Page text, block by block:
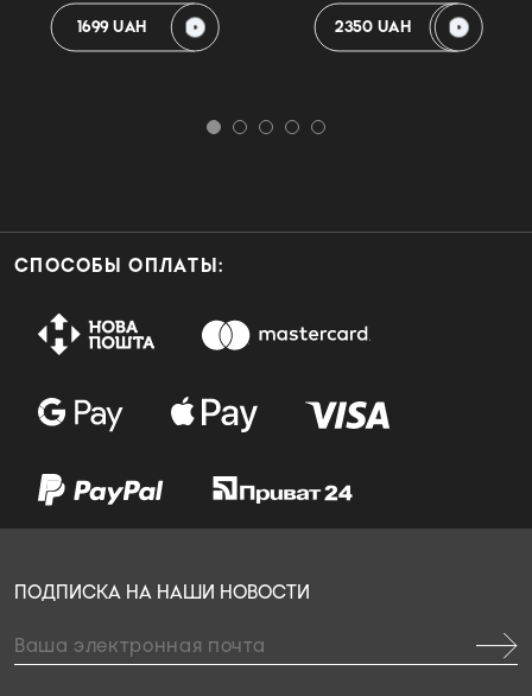
1699 UAH 2350 UAH
СПОСОБЫ ОПЛАТЫ:
ПОДПИСКА НА НАШИ НОВОСТИ